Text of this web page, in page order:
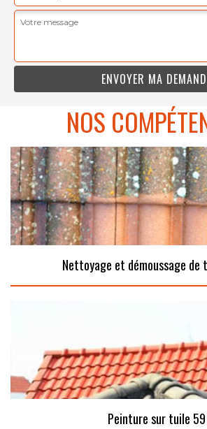
NOS
Nettoyage et démoussage
Peinture sur tuile 59